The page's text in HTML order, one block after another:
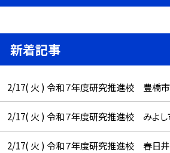
新着記事
2/17( 火 ) 令和７年度研究推進校 豊橋
2/17( 火 ) 令和７年度研究推進校 みよ
2/17( 火 ) 令和７年度研究推進校 春日